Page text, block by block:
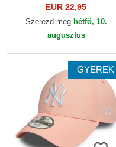
Homefield New York
Yankees MLB New Era
EUR 22,95
Szerezd meg hétfő, 10.
augusztus
GYEREK